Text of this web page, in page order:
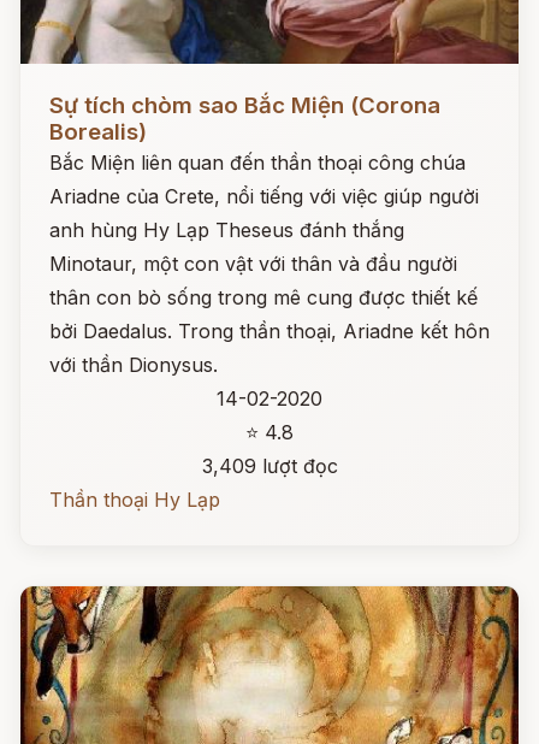
Sự tích chòm sao Bắc Miện (Corona
Borealis)
Bắc Miện liên quan đến thần thoại công chúa
Ariadne của Crete, nổi tiếng với việc giúp người
anh hùng Hy Lạp Theseus đánh thắng
Minotaur, một con vật với thân và đầu người
thân con bò sống trong mê cung được thiết kế
bởi Daedalus. Trong thần thoại, Ariadne kết hôn
với thần Dionysus.
14-02-2020
⭐ 4.8
3,409 lượt đọc
Thần thoại Hy Lạp